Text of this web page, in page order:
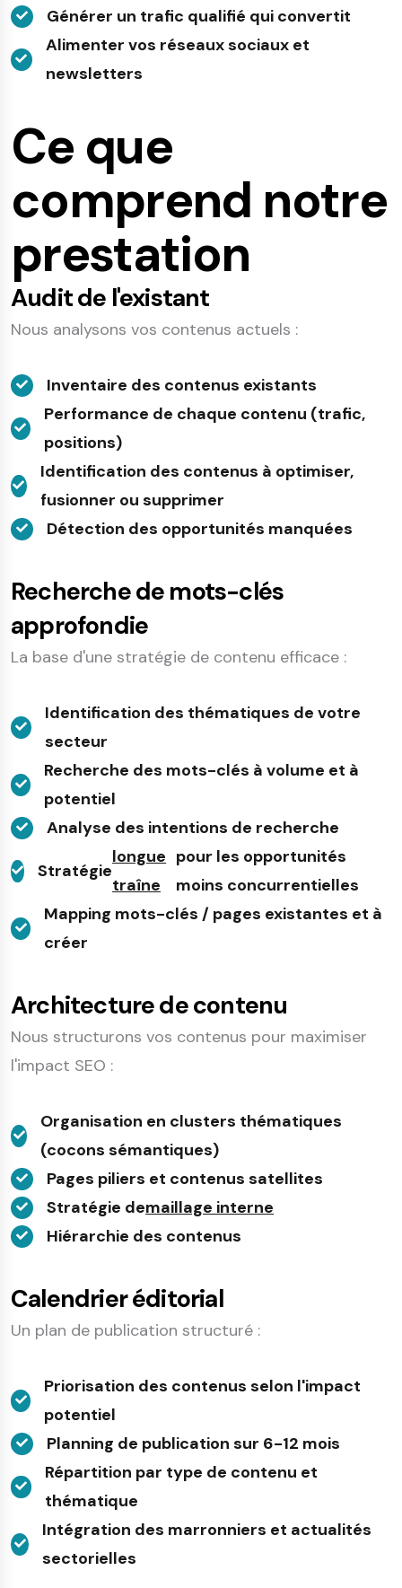
Générer un trafic qualifié qui convertit
Alimenter vos réseaux sociaux et
newsletters
Ce que
comprend notre
prestation
Audit de l'existant
Nous analysons vos contenus actuels :
Inventaire des contenus existants
Performance de chaque contenu (trafic,
positions)
Identification des contenus à optimiser,
fusionner ou supprimer
Détection des opportunités manquées
Recherche de mots-clés
approfondie
La base d'une stratégie de contenu efficace :
Identification des thématiques de votre
secteur
Recherche des mots-clés à volume et à
potentiel
Analyse des intentions de recherche
Stratégie
longue
traîne
pour les opportunités
moins concurrentielles
Mapping mots-clés / pages existantes et à
créer
Architecture de contenu
Nous structurons vos contenus pour maximiser
l'impact SEO :
Organisation en clusters thématiques
(cocons sémantiques)
Pages piliers et contenus satellites
Stratégie demaillage interne
Hiérarchie des contenus
Calendrier éditorial
Un plan de publication structuré :
Priorisation des contenus selon l'impact
potentiel
Planning de publication sur 6-12 mois
Répartition par type de contenu et
thématique
Intégration des marronniers et actualités
sectorielles